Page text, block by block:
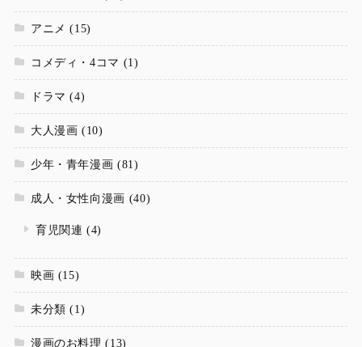
アニメ (15)
コメディ・4コマ (1)
ドラマ (4)
大人漫画 (10)
少年・青年漫画 (81)
成人・女性向漫画 (40)
育児関連 (4)
映画 (15)
未分類 (1)
漫画のお料理 (13)